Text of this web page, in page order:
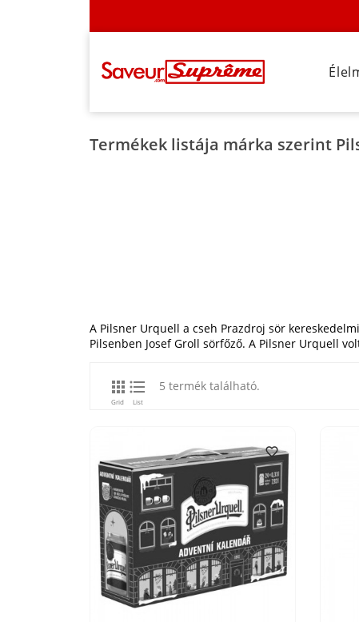
Termékek listája márka szerint
A Pilsner Urquell a cseh Prazdroj sör
Pilsenben Josef Groll sörfőző. A Pilsner Urquell

Grid

List
5 termék található.
